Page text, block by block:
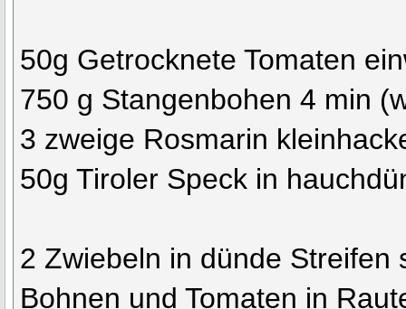
50g Getrocknete Tomaten
750 g Stangenbohen 4 min
3 zweige Rosmarin
50g Tiroler Speck in
2 Zwiebeln in dünde Streifen
Bohnen und Tomaten in